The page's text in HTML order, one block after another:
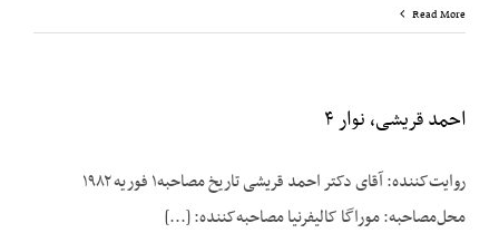
Read More
احمد قریشی، نوار ۴
روایت‌کننده: آقای دکتر احمد قریشی تاریخ مصاحبه۱ فوریه ۱۹۸۲
محل‌مصاحبه: موراگا کالیفرنیا مصاحبه‌کننده: [...]